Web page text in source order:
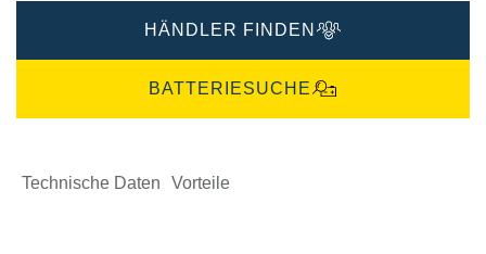
HÄNDLER FINDEN
BATTERIESUCHE
Technische Daten Vorteile